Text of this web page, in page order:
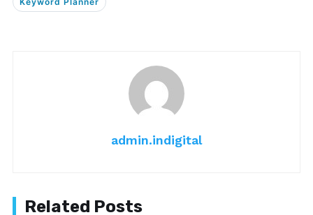
admin.indigital